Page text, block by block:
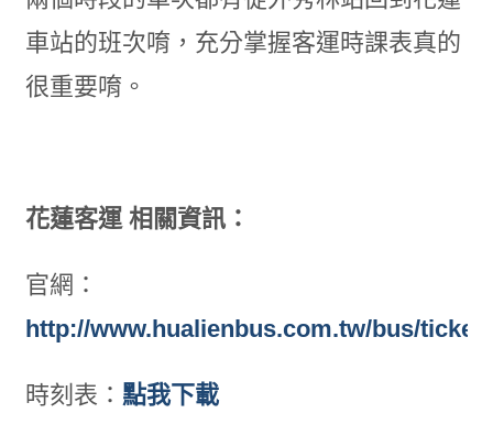
車站的班次唷，充分掌握客運時課表真的
很重要唷。
花蓮客運 相關資訊：
官網：
http://www.hualienbus.com.tw/bus/
時刻表： 點我下載